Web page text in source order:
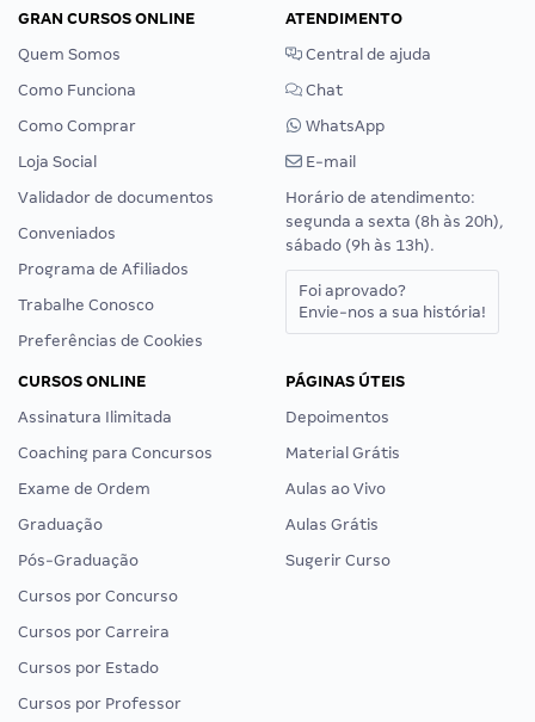
GRAN CURSOS ONLINE
Quem Somos
Como Funciona
Como Comprar
Loja Social
Validador de documentos
Conveniados
Programa de Afiliados
Trabalhe Conosco
Preferências de Cookies
ATENDIMENTO
Central de ajuda
Chat
WhatsApp
E-mail
Horário de atendimento:
segunda a sexta (8h às 20h),
sábado (9h às 13h).
Foi aprovado?
Envie-nos a sua história!
CURSOS ONLINE
Assinatura Ilimitada
Coaching para Concursos
Exame de Ordem
Graduação
Pós-Graduação
Cursos por Concurso
Cursos por Carreira
Cursos por Estado
Cursos por Professor
PÁGINAS ÚTEIS
Depoimentos
Material Grátis
Aulas ao Vivo
Aulas Grátis
Sugerir Curso